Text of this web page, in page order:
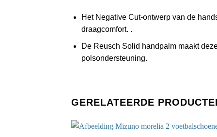
Het Negative Cut-ontwerp van de
draagcomfort. .
De Reusch Solid handpalm maakt
polsondersteuning.
GERELATEERDE